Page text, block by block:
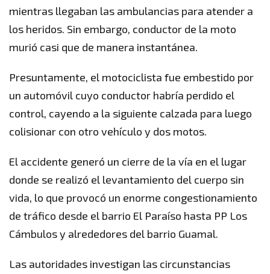
mientras llegaban las ambulancias para atender a
los heridos. Sin embargo, conductor de la moto
murió casi que de manera instantánea.
Presuntamente, el motociclista fue embestido por
un automóvil cuyo conductor habría perdido el
control, cayendo a la siguiente calzada para luego
colisionar con otro vehículo y dos motos.
El accidente generó un cierre de la vía en el lugar
donde se realizó el levantamiento del cuerpo sin
vida, lo que provocó un enorme congestionamiento
de tráfico desde el barrio El Paraíso hasta PP Los
Cámbulos y alrededores del barrio Guamal.
Las autoridades investigan las circunstancias